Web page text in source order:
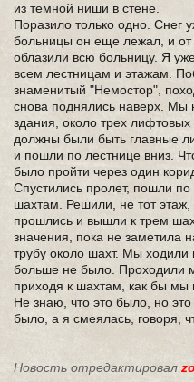
из темной ниши в стене.
Поразило только одно. Снег
больницы он еще лежал, и
облазили всю больницу. Я
всем лестницам и этажам.
знаменитый "Немостор",
снова поднялись наверх. Mы
здания, oколо трех
должны были быть главные
и пошли по лестнице вниз.
было пройти через один
Спустились пролет, пошли
шахтам. Решили, не тот
прошлись и вышли к трем
значения, пока не заметила
трубу около шахт. Мы ходили
больше не было. Проходили
приходя к шахтам, как бы мы
Не знаю, что это было, но
было, а я смеялась, говоря,
Новость отредактировал